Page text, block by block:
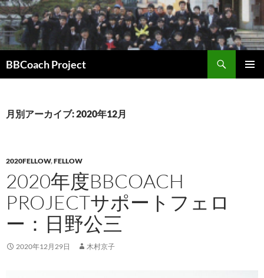
コ
ン
テ
ン
ツ
へ
ッ
BBCoach Project
索
月別アーカイブ: 2020年12月
2020FELLOW,FELLOW
2020年度BBCOACH
PROJECTサポートフェロ
ー：日野公三
2020年12月29日 木村京子